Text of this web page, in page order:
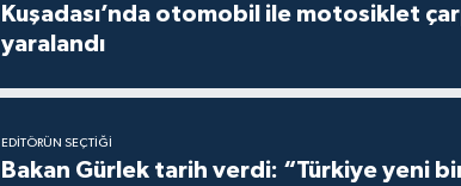
Kuşadası’nda otomobil ile motosiklet
yaralandı
EDITÖRÜN SEÇTIĞI
Bakan Gürlek tarih verdi: “Türkiye yeni